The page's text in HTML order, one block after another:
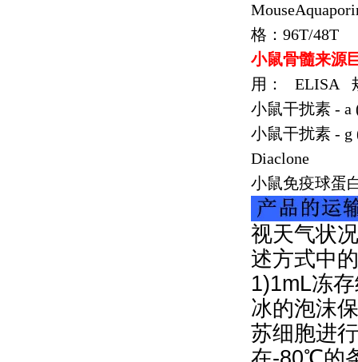
格： 96T/48T
小鼠骨髓来源
用：
ELISA
小鼠干扰素 - a
小鼠干扰素 - g
Diaclone
小鼠免疫球蛋
视天气状
述方式中
1)1mL冻
冰的泡沫
苏细胞进